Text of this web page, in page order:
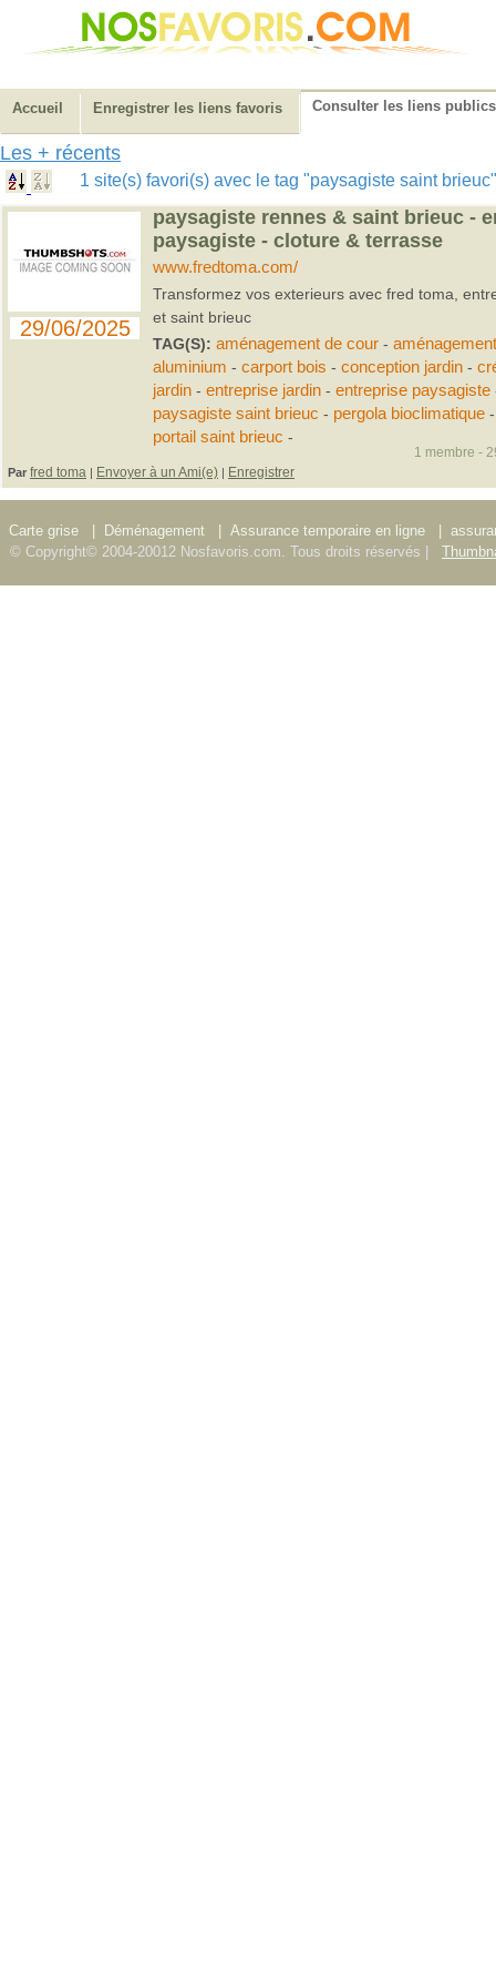
Accueil Enregistrer les liens favoris Consulter les liens publics
Les + récents
1 site(s) favori(s) avec le tag "paysagiste saint
29/06/2025
paysagiste rennes & saint brieuc -
paysagiste - cloture & terrasse
www.fredtoma.com/
Transformez vos exterieurs avec fred toma,
et saint brieuc
TAG(S): aménagement de cour-
aluminium - carport bois - conception jardin-
jardin- entreprise jardin- entreprise paysagiste
paysagiste saint brieuc - pergola bioclimatique
portail saint brieuc -
Par fred toma | Envoyer à un Ami(e) | Enregistrer
1 membre -
Carte grise Déménagement Assurance temporaire en ligne
© Copyright© 2004-20012 Nosfavoris.com. Tous droits réservés |